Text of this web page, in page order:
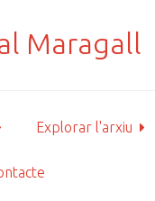
Explorar l'arxiu